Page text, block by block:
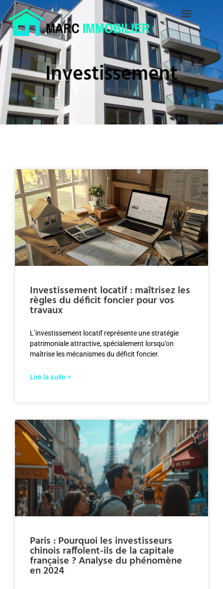
Investissement
Investissement locatif : maîtrisez les
règles du déficit foncier pour vos
travaux
L’investissement locatif représente une stratégie
patrimoniale attractive, spécialement lorsqu’on
maîtrise les mécanismes du déficit foncier.
Lire la suite »
Paris : Pourquoi les investisseurs
chinois raffolent-ils de la capitale
française ? Analyse du phénomène
en 2024